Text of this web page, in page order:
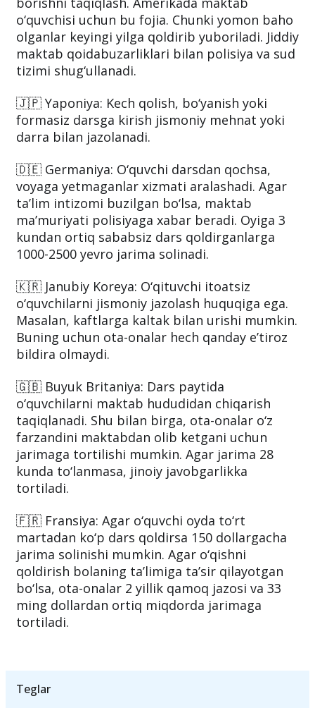
🇺🇸 AQSH: Eng dahshatli jazo — bu darslarga
borishni taqiqlash. Amerikada maktab
o‘quvchisi uchun bu fojia. Chunki yomon baho
maktab qoidabuzarliklari bilan polisiya va sud
tizimi shug‘ullanadi.
formasiz darsga kirish jismoniy mehnat yoki
darra bilan jazolanadi.
🇩🇪 Germaniya: O‘quvchi darsdan qochsa,
voyaga yetmaganlar xizmati aralashadi. Agar
ta’lim intizomi buzilgan bo‘lsa, maktab
kundan ortiq sababsiz dars qoldirganlarga
1000-2500 yevro jarima solinadi.
🇰🇷 Janubiy Koreya: O‘qituvchi itoatsiz
o‘quvchilarni jismoniy jazolash huquqiga ega.
Buning uchun ota-onalar hech qanday e’tiroz
bildira olmaydi.
🇬🇧 Buyuk Britaniya: Dars paytida
o‘quvchilarni maktab hududidan chiqarish
taqiqlanadi. Shu bilan birga, ota-onalar o‘z
farzandini maktabdan olib ketgani uchun
kunda to‘lanmasa, jinoiy javobgarlikka
tortiladi.
🇫🇷 Fransiya: Agar o‘quvchi oyda to‘rt
martadan ko‘p dars qoldirsa 150 dollargacha
jarima solinishi mumkin. Agar o‘qishni
qoldirish bolaning ta’limiga ta’sir qilayotgan